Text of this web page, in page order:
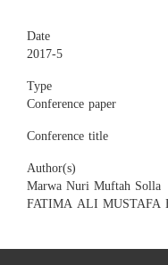
Date
2017-5
Type
Conference paper
Conference title
Author(s)
Marwa Nuri Muftah Solla
FATIMA ALI MUSTAFA